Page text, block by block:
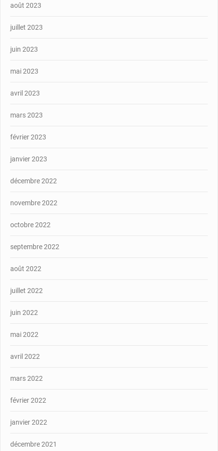
août 2023
juillet 2023
juin 2023
mai 2023
avril 2023
mars 2023
février 2023
janvier 2023
décembre 2022
novembre 2022
octobre 2022
septembre 2022
août 2022
juillet 2022
juin 2022
mai 2022
avril 2022
mars 2022
février 2022
janvier 2022
décembre 2021